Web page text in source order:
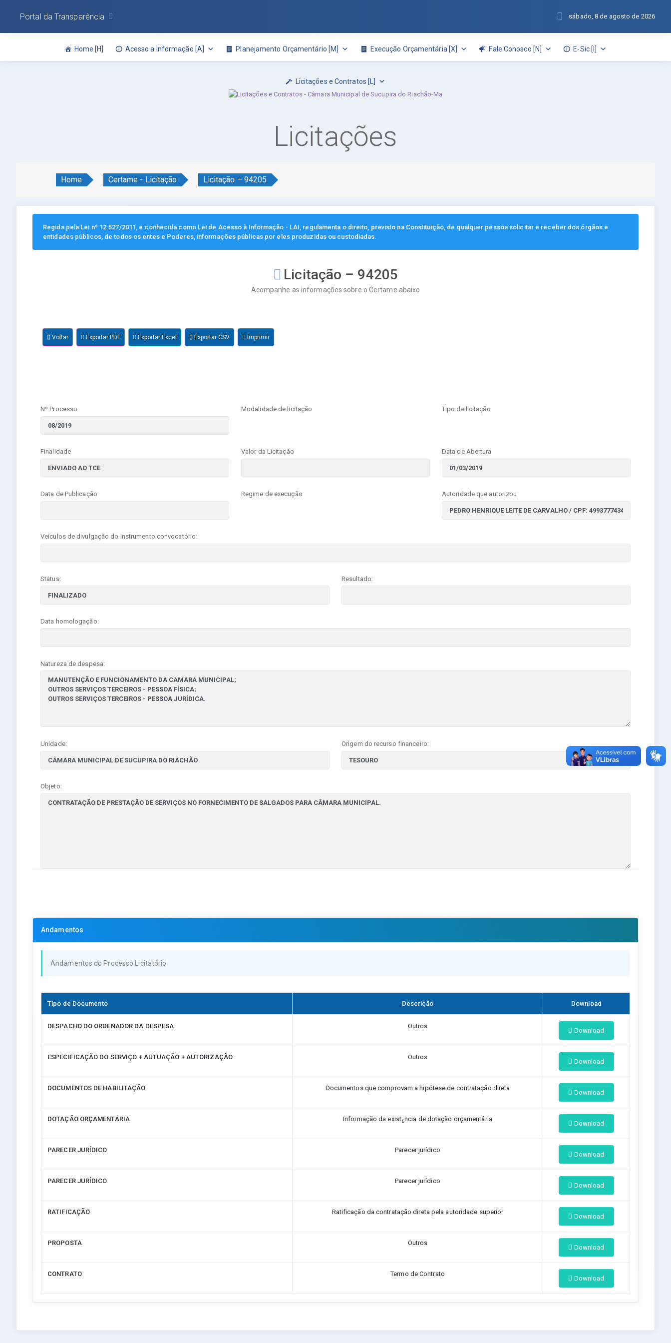
Home [H] Acesso a Informação [A] Planejamento Orçamentário [M] Execução Orçamentária [X] Fale Conosco [N] E-Sic [I]
Licitações e Contratos [L]
Portal da Transparência sábado, 8 de agosto de 2026
Licitações
Home Certame - Licitação Licitação – 94205
Regida pela Lei nº 12.527/2011, e conhecida como Lei de Acesso à Informação - LAI, regulamenta o direito, previsto na Constituição, de qualquer pessoa solicitar e receber dos órgãos e
entidades públicos, de todos os entes e Poderes, informações públicas por eles produzidas ou custodiadas.
Licitação – 94205
Acompanhe as informações sobre o Certame abaixo
Voltar Exportar PDF Exportar Excel Exportar CSV Imprimir
Nº Processo Modalidade de licitação Tipo de licitação
Finalidade Valor da Licitação Data de Abertura
Data de Publicação Regime de execução Autoridade que autorizou
Veículos de divulgação do instrumento convocatório:
Status: Resultado:
Data homologação:
Natureza de despesa:
Unidade: Origem do recurso financeiro:
Objeto:
Andamentos
Andamentos do Processo Licitatório
Tipo de Documento Descrição Download
DESPACHO DO ORDENADOR DA DESPESA Outros
Download
ESPECIFICAÇÃO DO SERVIÇO + AUTUAÇÃO + AUTORIZAÇÃO Outros
Download
DOCUMENTOS DE HABILITAÇÃO Documentos que comprovam a hipótese de contratação direta
Download
DOTAÇÃO ORÇAMENTÁRIA Informação da exist¿ncia de dotação orçamentária
Download
PARECER JURÍDICO Parecer jurídico
Download
PARECER JURÍDICO Parecer jurídico
Download
RATIFICAÇÃO Ratificação da contratação direta pela autoridade superior
Download
PROPOSTA Outros
Download
CONTRATO Termo de Contrato
Download